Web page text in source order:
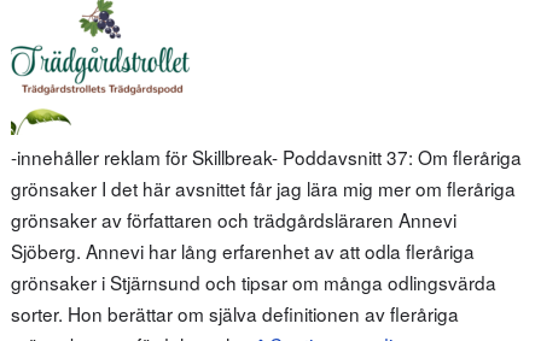
-innehåller reklam för Skillbreak- Poddavsnitt 37: Om fleråriga
grönsaker I det här avsnittet får jag lära mig mer om fleråriga
grönsaker av författaren och trädgårdsläraren Annevi
Sjöberg. Annevi har lång erfarenhet av att odla fleråriga
grönsaker i Stjärnsund och tipsar om många odlingsvärda
sorter. Hon berättar om själva definitionen av fleråriga